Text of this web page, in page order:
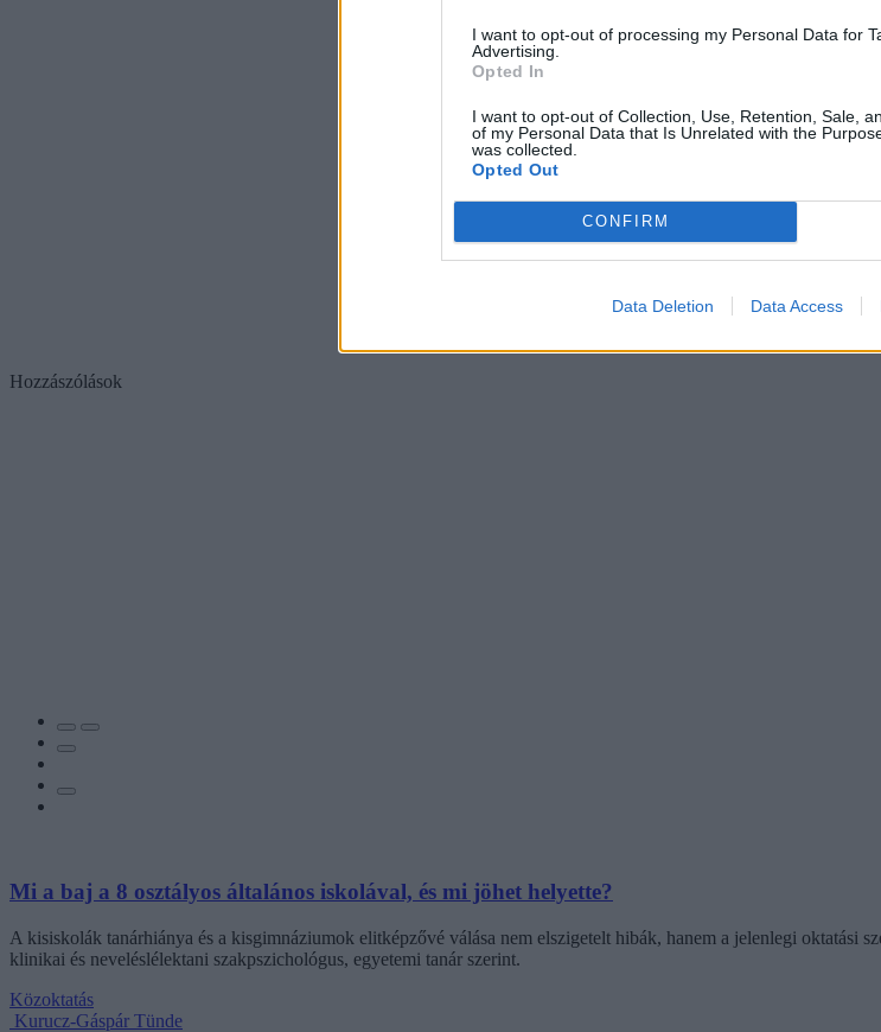
I want to opt-out of processing my Personal Data for
Advertising.
Opted In
I want to opt-out of Collection, Use, Retention, Sale,
of my Personal Data that Is Unrelated with the
was collected.
Opted Out
CONFIRM
Data Deletion Data Access
Hozzászólások
Mi a baj a 8 osztályos általános iskolával, és mi jöhet helyette?
A kisiskolák tanárhiánya és a kisgimnáziumok elitképzővé válása nem elszigetelt hibák, hanem a jelenlegi oktatási
klinikai és neveléslélektani szakpszichológus, egyetemi tanár szerint.
Közoktatás
Kurucz-Gáspár Tünde